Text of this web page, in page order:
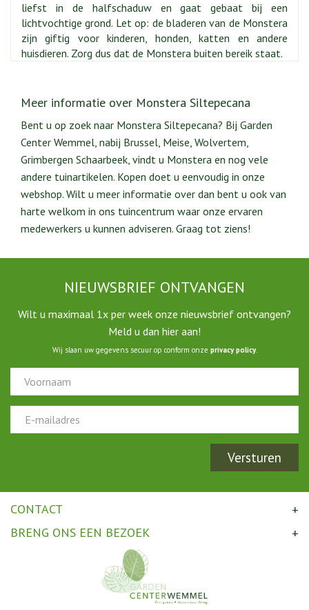
liefst in de halfschaduw en gaat gebaat bij een
lichtvochtige grond. Let op: de bladeren van de Monstera
zijn giftig voor kinderen, honden, katten en andere
huisdieren. Zorg dus dat de Monstera buiten bereik staat.
Meer informatie over Monstera Siltepecana
Bent u op zoek naar Monstera Siltepecana? Bij Garden
Center Wemmel, nabij Brussel, Meise, Wolvertem,
Grimbergen Schaarbeek, vindt u Monstera en nog vele
andere tuinartikelen. Kopen doet u eenvoudig in onze
webshop. Wilt u meer informatie over dan bent u ook van
harte welkom in ons tuincentrum waar onze ervaren
medewerkers u kunnen adviseren. Graag tot ziens!
NIEUWSBRIEF ONTVANGEN
Wilt u maximaal 1x per week onze nieuwsbrief ontvangen?
Meld u dan hier aan!
Wij slaan uw gegevens secuur op conform onze privacy policy.
CONTACT
BRENG ONS EEN BEZOEK